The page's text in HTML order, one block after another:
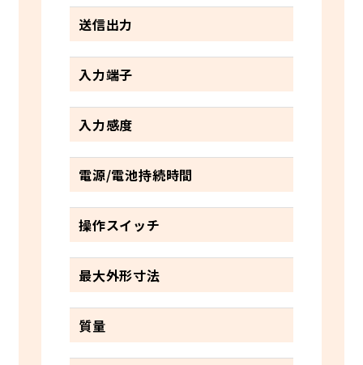
送信出力
入力端子
入力感度
電源/電池持続時間
操作スイッチ
最大外形寸法
質量